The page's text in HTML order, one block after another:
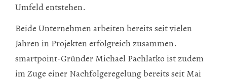
Umfeld entstehen.
Beide Unternehmen arbeiten bereits seit vielen
Jahren in Projekten erfolgreich zusammen.
smartpoint-Gründer Michael Pachlatko ist zudem
im Zuge einer Nachfolgeregelung bereits seit Mai